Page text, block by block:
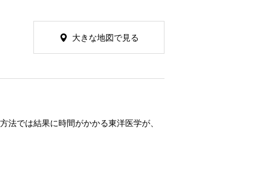
大きな地図で見る
では結果に時間がかかる東洋医学が、